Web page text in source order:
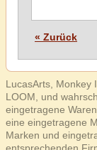
« Zurück
LucasArts, Monkey
LOOM, und
eingetragene
eine eingetragene
Marken und